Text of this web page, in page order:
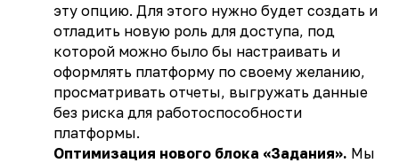
эту опцию. Для этого нужно будет создать и
отладить новую роль для доступа, под
которой можно было бы настраивать и
оформлять платформу по своему желанию,
просматривать отчеты, выгружать данные
без риска для работоспособности
платформы.
Оптимизация нового блока «Задания». Мы